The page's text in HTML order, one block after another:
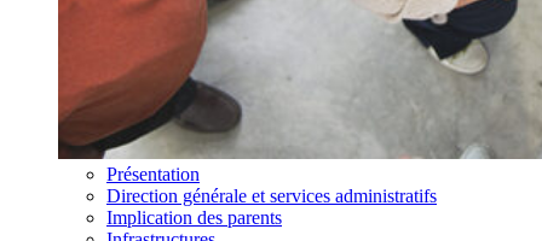
Présentation
Direction générale et services administratifs
Implication des parents